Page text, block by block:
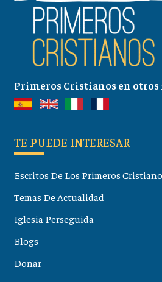
Primeros Cristianos en
TE PUEDE INTERESAR
Escritos De Los Primeros
Temas De Actualidad
Iglesia Perseguida
Blogs
Donar